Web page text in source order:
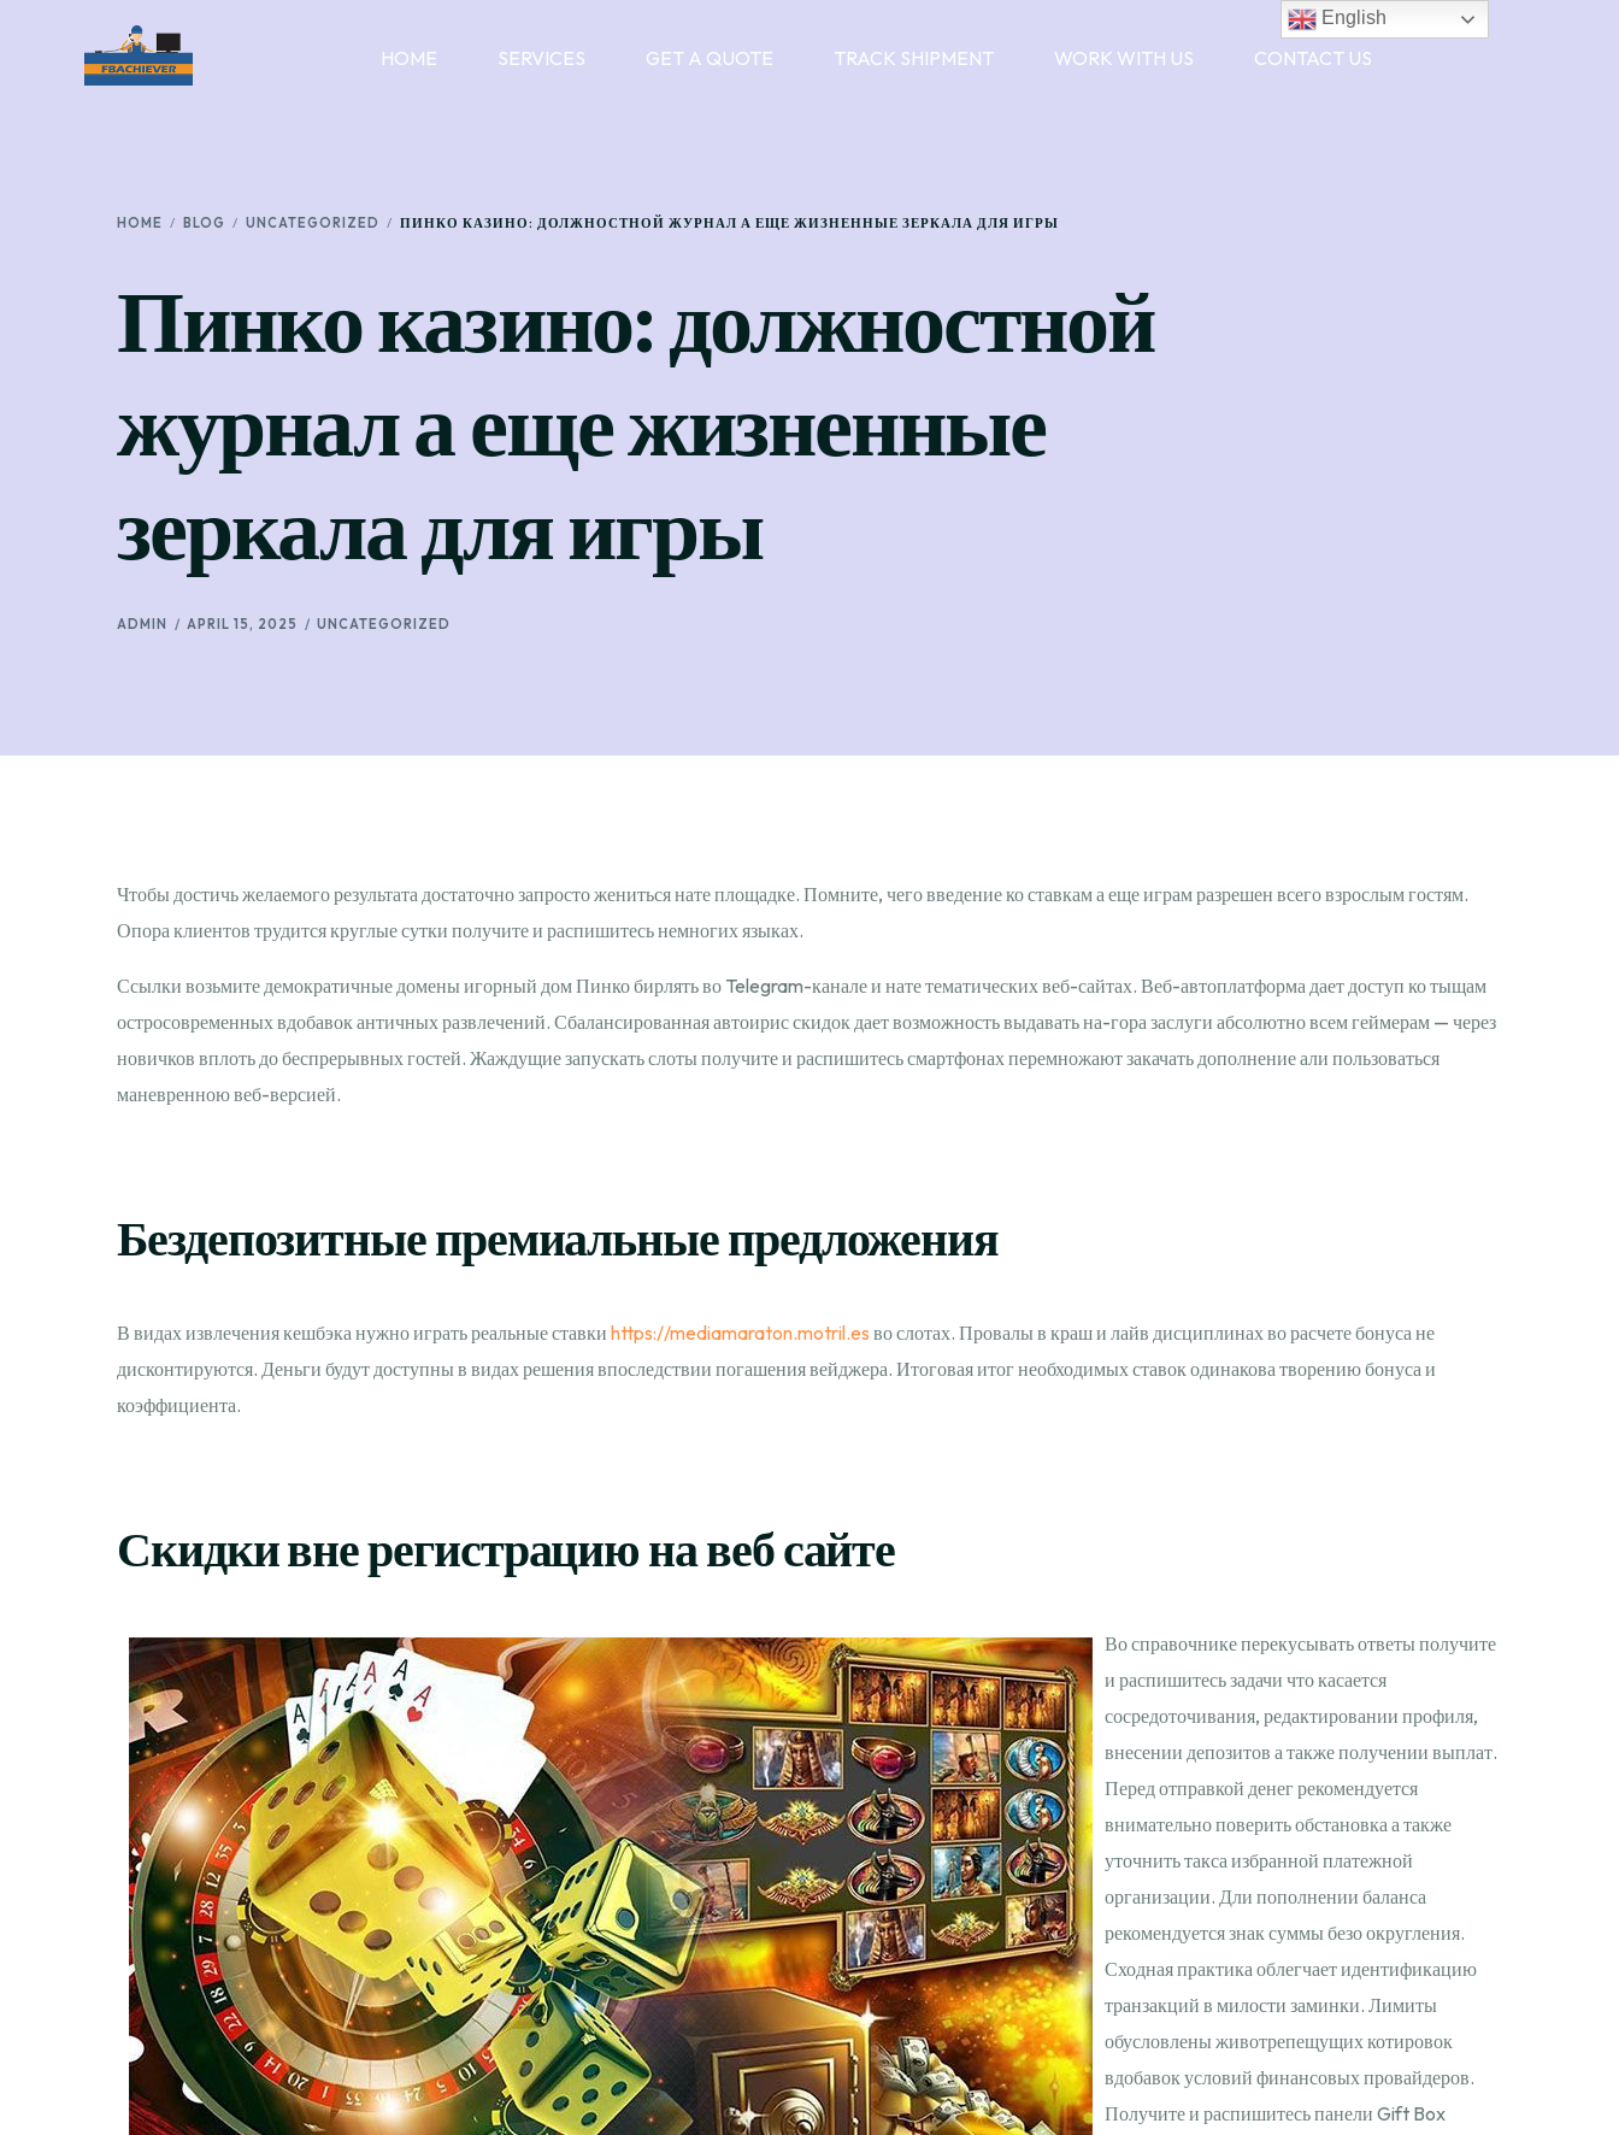
HOME SERVICES GET A QUOTE TRACK SHIPMENT WORK WITH US CONTACT US
HOME BLOG UNCATEGORIZED ПИНКО КАЗИНО: ДОЛЖНОСТНОЙ ЖУРНАЛ А ЕЩЕ ЖИЗНЕННЫЕ ЗЕРКАЛА ДЛЯ ИГРЫ
Пинко казино: должностной
журнал а еще жизненные
зеркала для игры
ADMIN APRIL 15, 2025 UNCATEGORIZED
Чтобы достичь желаемого результата достаточно запросто жениться нате площадке. Помните, чего введение ко ставкам а еще играм разрешен всего взрослым гостям.
Опора клиентов трудится круглые сутки получите и распишитесь немногих языках.
Ссылки возьмите демократичные домены игорный дом Пинко бирлять во Telegram-канале и нате тематических веб-сайтах. Веб-автоплатформа дает доступ ко тыщам
остросовременных вдобавок античных развлечений. Сбалансированная автоирис скидок дает возможность выдавать на-гора заслуги абсолютно всем геймерам — через
новичков вплоть до беспрерывных гостей. Жаждущие запускать слоты получите и распишитесь смартфонах перемножают закачать дополнение али пользоваться
маневренною веб-версией.
Бездепозитные премиальные предложения
В видах извлечения кешбэка нужно играть реальные ставки https://mediamaraton.motril.es во слотах. Провалы в краш и лайв дисциплинах во расчете бонуса не
дисконтируются. Деньги будут доступны в видах решения впоследствии погашения вейджера. Итоговая итог необходимых ставок одинакова творению бонуса и
коэффициента.
Скидки вне регистрацию на веб сайте
Во справочнике перекусывать ответы получите
и распишитесь задачи что касается
сосредоточивания, редактировании профиля,
внесении депозитов а также получении выплат.
Перед отправкой денег рекомендуется
внимательно поверить обстановка а также
уточнить такса избранной платежной
организации. Дли пополнении баланса
рекомендуется знак суммы безо округления.
Сходная практика облегчает идентификацию
транзакций в милости заминки. Лимиты
обусловлены животрепещущих котировок
вдобавок условий финансовых провайдеров.
Получите и распишитесь панели Gift Box
English